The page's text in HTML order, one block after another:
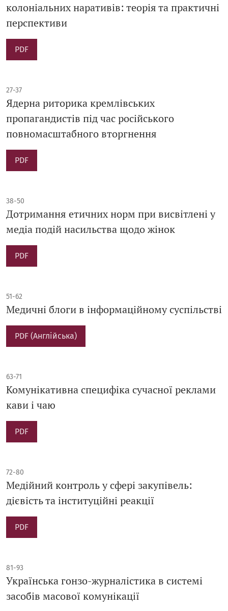
колоніальних наративів: теорія та практичні
перспективи
PDF
27-37
Ядерна риторика кремлівських
пропагандистів під час російського
повномасштабного вторгнення
PDF
38-50
Дотримання етичних норм при висвітлені у
медіа подій насильства щодо жінок
PDF
51-62
Медичні блоги в інформаційному суспільстві
PDF (Англійська)
63-71
Комунікативна специфіка сучасної реклами
кави і чаю
PDF
72-80
Медійний контроль у сфері закупівель:
дієвість та інституційні реакції
PDF
81-93
Українська гонзо-журналістика в системі
засобів масової комунікації